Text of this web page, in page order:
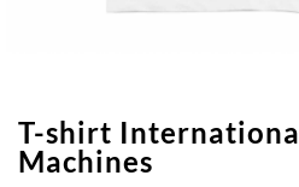
T-shirt
Machines